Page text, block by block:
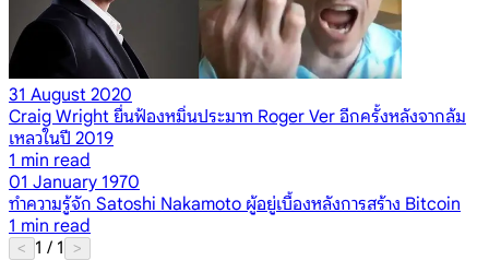
31 August 2020
Craig Wright ยื่นฟ้องหมิ่นประมาท Roger Ver อีกครั้งหลังจากล้ม
เหลวในปี 2019
1 min read
01 January 1970
ทำความรู้จัก Satoshi Nakamoto ผู้อยู่เบื้องหลังการสร้าง Bitcoin
1 min read
< 1 / 1 >